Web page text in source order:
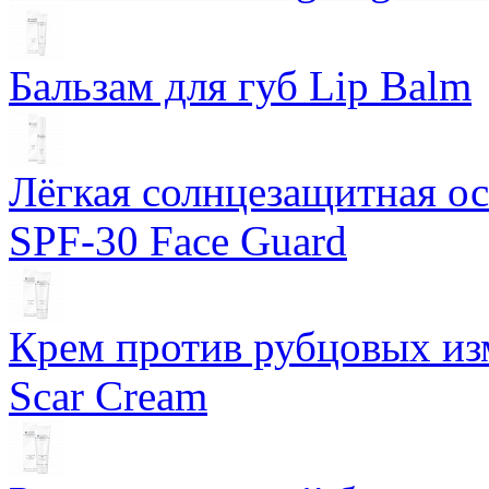
Бальзам для губ Lip Balm
Лёгкая солнцезащитная
SPF-30 Face Guard
Крем против рубцовых
Scar Cream